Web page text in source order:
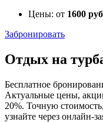
Цены: от 1600
Забронировать
Отдых на
Бесплатное
Актуальные цены,
20%. Точную
узнайте через онлайн-